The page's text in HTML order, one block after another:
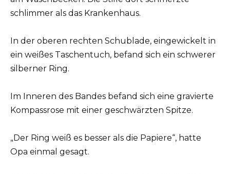
schlimmer als das Krankenhaus.
In der oberen rechten Schublade, eingewickelt in
ein weißes Taschentuch, befand sich ein schwerer
silberner Ring.
Im Inneren des Bandes befand sich eine gravierte
Kompassrose mit einer geschwärzten Spitze.
„Der Ring weiß es besser als die Papiere“, hatte
Opa einmal gesagt.